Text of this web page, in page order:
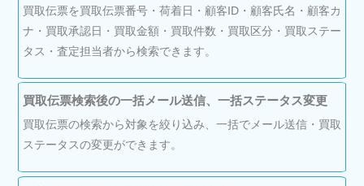
買取伝票を買取伝票番号・荷着日・顧客ID・顧客氏名・顧客カ
ナ・買取承認日・買取金額・買取件数・買取区分・買取ステー
タス・査定担当者から検索できます。
買取伝票検索後の一括メール送信、一括ステータス変更
買取伝票の検索から対象を絞り込み、一括でメール送信・買取
ステータスの変更ができます。